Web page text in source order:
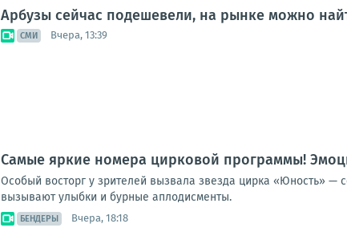
Арбузы сейчас подешевели, на рынке можно
СМИ Вчера, 13:39
Самые яркие номера цирковой программы!
Особый восторг у зрителей вызвала звезда цирка «Юность» —
вызывают улыбки и бурные аплодисменты.
БЕНДЕРЫ Вчера, 18:18